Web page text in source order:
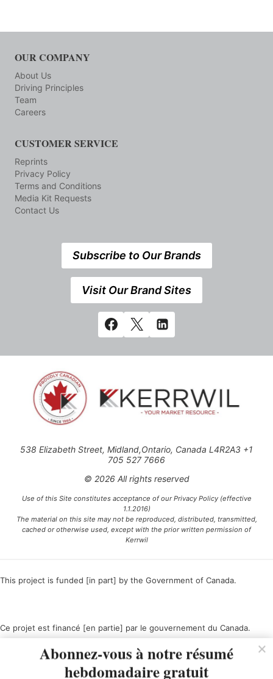
OUR COMPANY
About Us
Driving Principles
Team
Careers
CUSTOMER SERVICE
Reprints
Privacy Policy
Terms and Conditions
Media Kit Requests
Contact Us
Subscribe to Our Brands
Visit Our Brand Sites
538 Elizabeth Street, Midland,Ontario, Canada L4R2A3 +1
705 527 7666
© 2026 All rights reserved
Use of this Site constitutes acceptance of our Privacy Policy (effective
1.1.2016)
The material on this site may not be reproduced, distributed, transmitted,
cached or otherwise used, except with the prior written permission of
Kerrwil
This project is funded [in part] by the Government of Canada.
Ce projet est financé [en partie] par le gouvernement du Canada.
Abonnez-vous à notre résumé
hebdomadaire gratuit